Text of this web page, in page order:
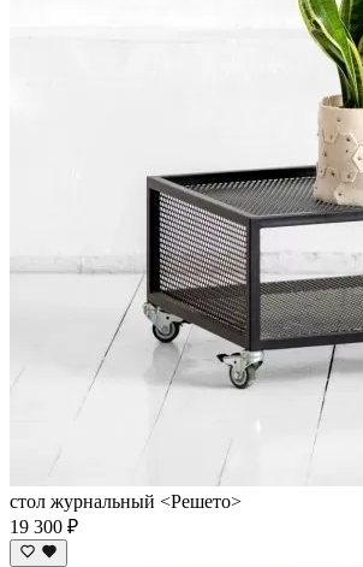
стол журнальный <Решето>
19 300 ₽